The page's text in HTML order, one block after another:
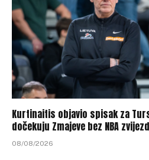
Kurtinaitis objavio spisak za
dočekuju Zmajeve bez NBA
08/08/2026